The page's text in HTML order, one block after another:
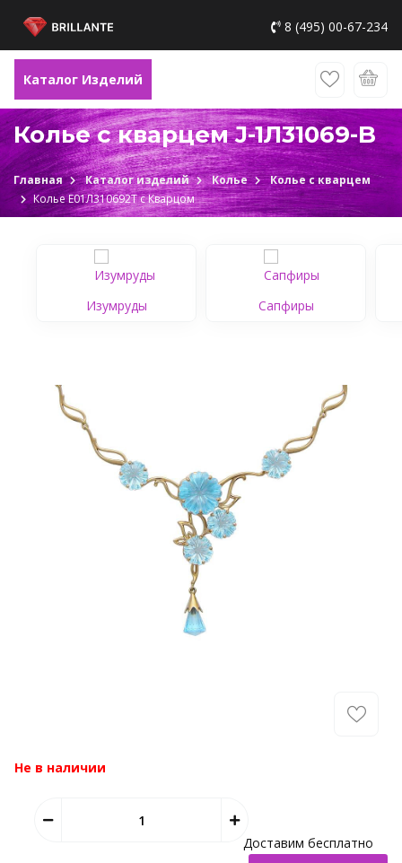
8 (495) 00-67-234
Каталог Изделий
Колье с кварцем J-1Л31069-B
Главная Каталог изделий Колье
Колье с кварцем
Колье Е01Л310692Т c Кварцом
Изумруды Сапфиры
Не в наличии
Доставим бесплатно